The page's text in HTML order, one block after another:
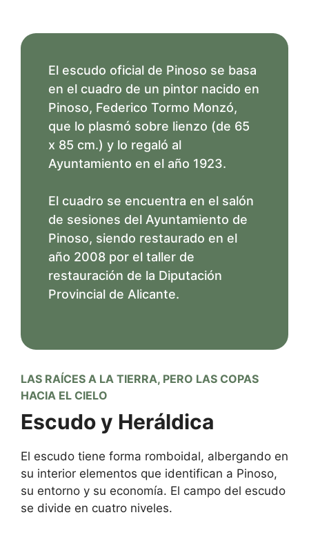
El escudo oficial de Pinoso se basa
en el cuadro de un pintor nacido en
Pinoso, Federico Tormo Monzó,
que lo plasmó sobre lienzo (de 65
x 85 cm.) y lo regaló al
Ayuntamiento en el año 1923.
El cuadro se encuentra en el salón
de sesiones del Ayuntamiento de
Pinoso, siendo restaurado en el
año 2008 por el taller de
restauración de la Diputación
Provincial de Alicante.
LAS RAÍCES A LA TIERRA, PERO LAS COPAS
HACIA EL CIELO
Escudo y Heráldica
El escudo tiene forma romboidal, albergando en
su interior elementos que identifican a Pinoso,
su entorno y su economía. El campo del escudo
se divide en cuatro niveles.